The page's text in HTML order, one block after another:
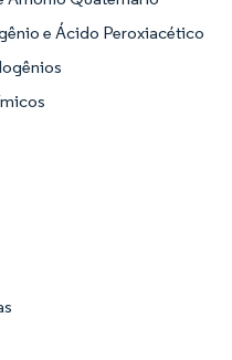
e Ácido Peroxiacético